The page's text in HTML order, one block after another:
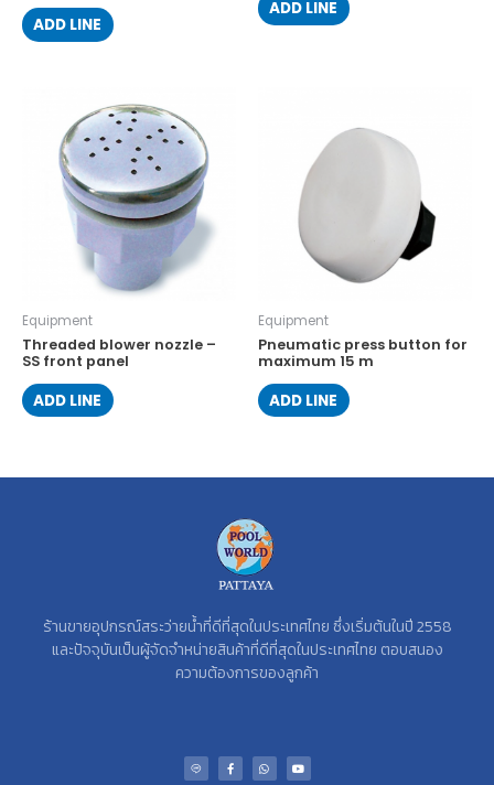
ADD LINE
ADD LINE
Equipment
Threaded blower nozzle –
SS front panel
ADD LINE
Equipment
Pneumatic press button for
maximum 15 m
ADD LINE
ร้านขายอุปกรณ์สระว่ายน้ำที่ดีที่สุดในประเทศไทย ซึ่งเริ่มต้นในปี 2558
และปัจจุบันเป็นผู้จัดจำหน่ายสินค้าที่ดีที่สุดในประเทศไทย ตอบสนอง
ความต้องการของลูกค้า